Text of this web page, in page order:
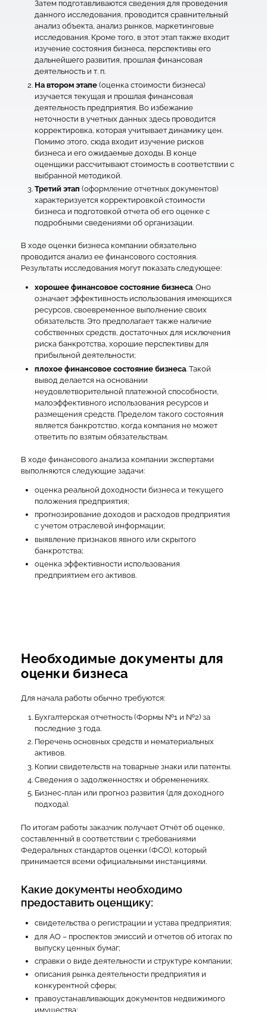
Затем подготавливаются сведения для проведения
данного исследования, проводится сравнительный
анализ объекта, анализ рынков, маркетинговые
исследования. Кроме того, в этот этап также входит
изучение состояния бизнеса, перспективы его
дальнейшего развития, прошлая финансовая
деятельность и т. п.
На втором этапе(оценка стоимости бизнеса)
изучается текущая и прошлая финансовая
деятельность предприятия. Во избежание
неточности в учетных данных здесь проводится
корректировка, которая учитывает динамику цен.
Помимо этого, сюда входит изучение рисков
бизнеса и его ожидаемые доходы. В конце
оценщики рассчитывают стоимость в соответствии с
выбранной методикой.
Третий этап (оформление отчетных документов)
характеризуется корректировкой стоимости
бизнеса и подготовкой отчета об его оценке с
подробными сведениями об организации.
В ходе оценки бизнеса компании обязательно
проводится анализ ее финансового состояния.
Результаты исследования могут показать следующее:
хорошее финансовое состояние бизнеса. Оно
означает эффективность использования имеющихся
ресурсов, своевременное выполнение своих
обязательств. Это предполагает также наличие
собственных средств, достаточных для исключения
риска банкротства, хорошие перспективы для
прибыльной деятельности;
плохое финансовое состояние бизнеса. Такой
вывод делается на основании
неудовлетворительной платежной способности,
малоэффективного использования ресурсов и
размещения средств. Пределом такого состояния
является банкротство, когда компания не может
ответить по взятым обязательствам.
В ходе финансового анализа компании экспертами
выполняются следующие задачи:
оценка реальной доходности бизнеса и текущего
положения предприятия;
прогнозирование доходов и расходов предприятия
с учетом отраслевой информации;
выявление признаков явного или скрытого
банкротства;
оценка эффективности использования
предприятием его активов.
Необходимые документы для
оценки бизнеса
Для начала работы обычно требуются:
Бухгалтерская отчетность (Формы №1 и №2) за
последние 3 года.
Перечень основных средств и нематериальных
активов.
Копии свидетельств на товарные знаки или патенты.
Сведения о задолженностях и обременениях.
Бизнес-план или прогноз развития (для доходного
подхода).
По итогам работы заказчик получает Отчёт об оценке,
составленный в соответствии с требованиями
Федеральных стандартов оценки (ФСО), который
принимается всеми официальными инстанциями.
Какие документы необходимо
предоставить оценщику:
свидетельства о регистрации и устава предприятия;
для АО – проспектов эмиссий и отчетов об итогах по
выпуску ценных бумаг;
справки о виде деятельности и структуре компании;
описания рынка деятельности предприятия и
конкурентной сферы;
правоустанавливающих документов недвижимого
имущества;